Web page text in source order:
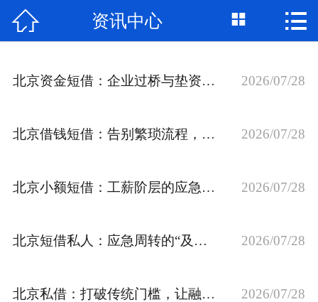
首页
私人借款
 资讯中心  
北京资金短借：企业过桥与垫资，打通资金链的“任督二脉” 2026/07/28
北京借钱短借：告别繁琐流程，体验极速融资新速度 2026/07/28
北京小额短借：工薪阶层的应急钱包，灵活周转无压力 2026/07/28
北京短借私人：应急周转的“及时雨”，如何安全度过难关？ 2026/07/28
北京私借：打破传统门槛，让融资更有人情味 2026/07/28